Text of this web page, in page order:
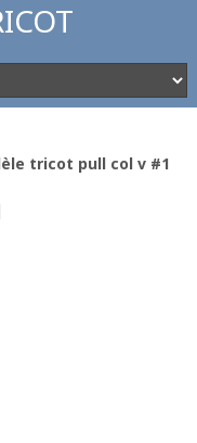
tricot pull col v #1